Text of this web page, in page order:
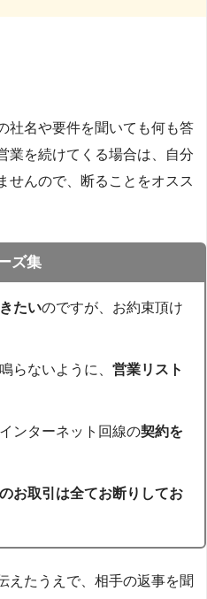
社名や要件を聞いても何も答
業を続けてくる場合は、自分
せんので、断ることをオスス
ズ集
たいのですが、お約束頂け
らないように、営業リスト
ンターネット回線の契約を
お取引は全てお断りしてお
えたうえで、相手の返事を聞